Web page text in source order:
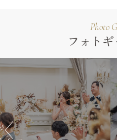
Photo
フォト
Cuisine